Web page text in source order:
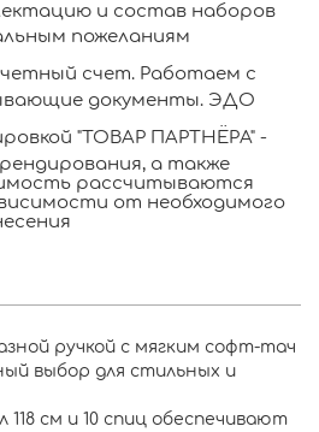
и состав наборов
пожеланиям
счет. Работаем с
документы. ЭДО
"ТОВАР ПАРТНЁРА" -
а также
рассчитываются
от необходимого
ручкой с мягким софт-тач
выбор для стильных и
118 см и 10 спиц обеспечивают